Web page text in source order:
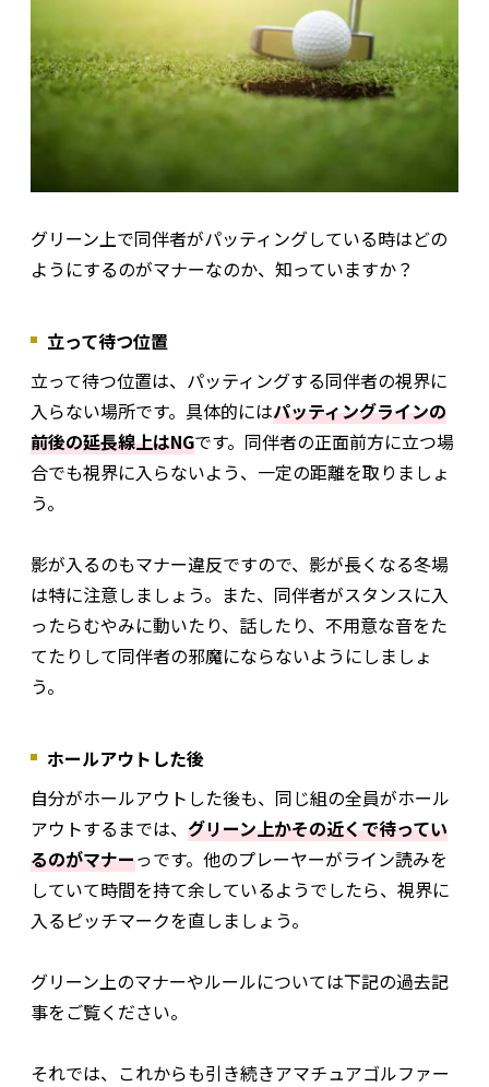
グリーン上で同伴者がパッティングしている時はどの
ようにするのがマナーなのか、知っていますか？
立って待つ位置
立って待つ位置は、パッティングする同伴者の視界に
入らない場所です。具体的にはパッティングラインの
前後の延長線上はNGです。同伴者の正面前方に立つ場
合でも視界に入らないよう、一定の距離を取りましょ
う。
影が入るのもマナー違反ですので、影が長くなる冬場
は特に注意しましょう。また、同伴者がスタンスに入
ったらむやみに動いたり、話したり、不用意な音をた
てたりして同伴者の邪魔にならないようにしましょ
う。
ホールアウトした後
自分がホールアウトした後も、同じ組の全員がホール
アウトするまでは、 グリーン上かその近くで待ってい
るのがマナーっです。他のプレーヤーがライン読みを
していて時間を持て余しているようでしたら、視界に
入るピッチマークを直しましょう。
グリーン上のマナーやルールについては下記の過去記
事をご覧ください。
それでは、これからも引き続きアマチュアゴルファー